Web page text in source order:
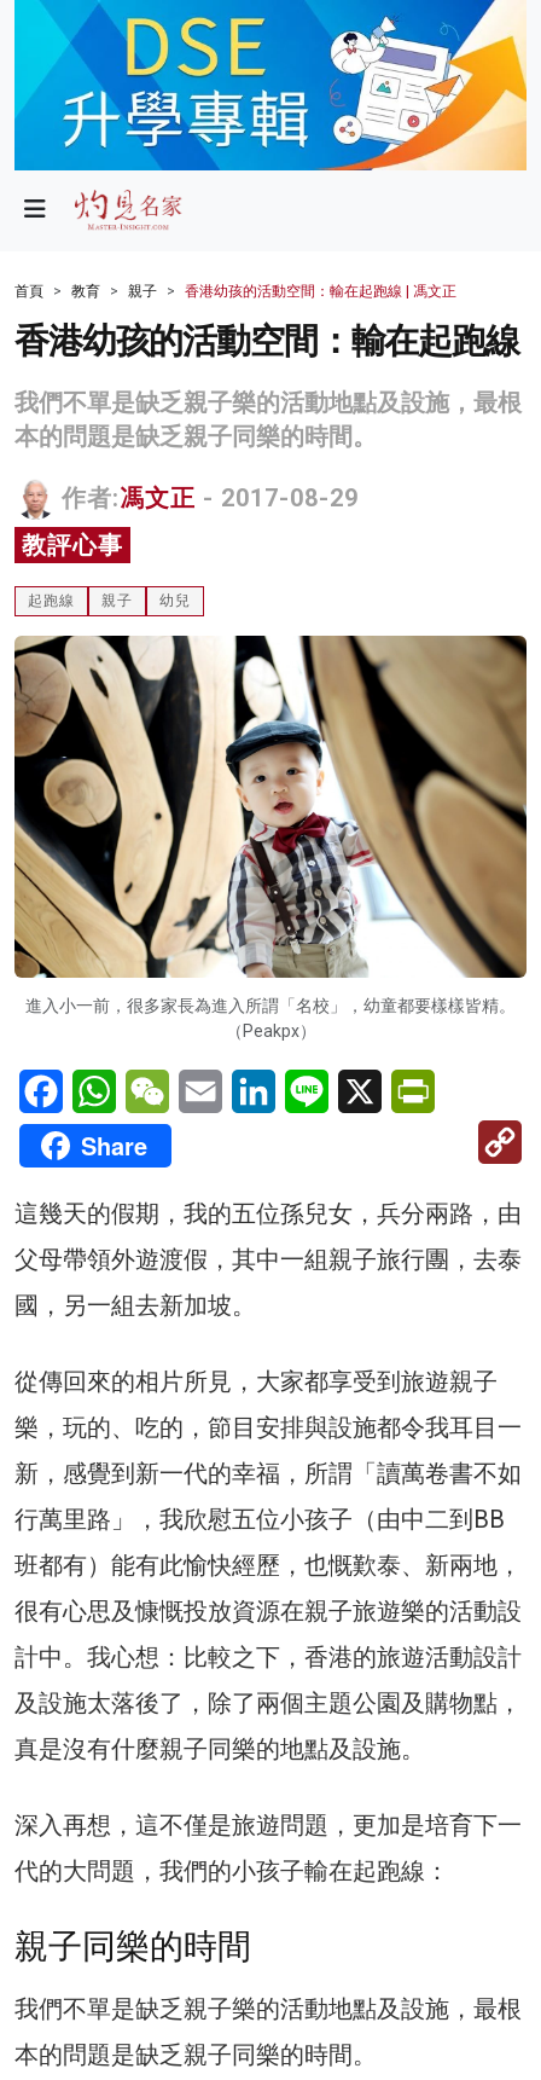
政局
財經
生活
商業
科技
影片
關於我們
首頁 教育 親子 香港幼孩的活動空間：輸在起跑線 | 馮文正
香港幼孩的活動空間：輸在起跑線
我們不單是缺乏親子樂的活動地點及設施，最根
本的問題是缺乏親子同樂的時間。
作者:馮文正 - 2017-08-29
教評心事
起跑線 親子 幼兒
進入小一前，很多家長為進入所謂「名校」，幼童都要樣樣皆精。
（Peakpx）
FacebookWhatsAppWeChatEmail LinkedInLine X
Share
這幾天的假期，我的五位孫兒女，兵分兩路，由
父母帶領外遊渡假，其中一組親子旅行團，去泰
國，另一組去新加坡。
從傳回來的相片所見，大家都享受到旅遊親子
樂，玩的、吃的，節目安排與設施都令我耳目一
新，感覺到新一代的幸福，所謂「讀萬卷書不如
行萬里路」，我欣慰五位小孩子（由中二到BB
班都有）能有此愉快經歷，也慨歎泰、新兩地，
很有心思及慷慨投放資源在親子旅遊樂的活動設
計中。我心想：比較之下，香港的旅遊活動設計
及設施太落後了，除了兩個主題公園及購物點，
真是沒有什麼親子同樂的地點及設施。
深入再想，這不僅是旅遊問題，更加是培育下一
代的大問題，我們的小孩子輸在起跑線：
親子同樂的時間
我們不單是缺乏親子樂的活動地點及設施，最根
本的問題是缺乏親子同樂的時間。